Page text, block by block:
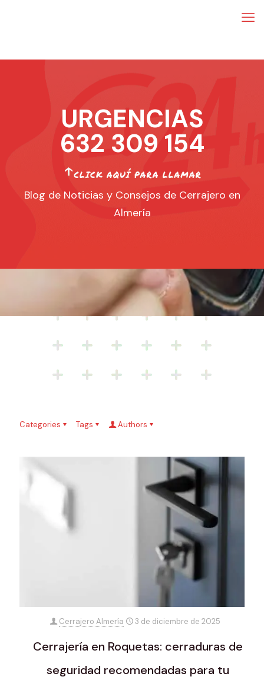
URGENCIAS
632 309 154
Blog de Noticias y Consejos de Cerrajero en
Almería
Categories Tags Authors
Cerrajero Almería 3 de diciembre de 2025
Cerrajería en Roquetas: cerraduras de
seguridad recomendadas para tu